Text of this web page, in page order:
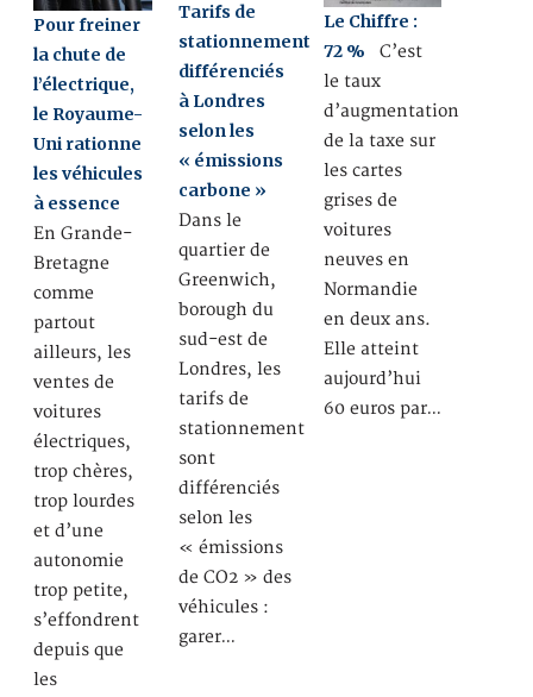
Pour freiner
la chute de
l’électrique,
le Royaume-
Uni rationne
les véhicules
à essence
En Grande-
Bretagne
comme
partout
ailleurs, les
ventes de
voitures
électriques,
trop chères,
trop lourdes
et d’une
autonomie
trop petite,
s’effondrent
depuis que
les
Tarifs de
stationnement
différenciés
à Londres
selon les
« émissions
carbone »
Dans le
quartier de
Greenwich,
borough du
sud-est de
Londres, les
tarifs de
stationnement
sont
différenciés
selon les
« émissions
de CO2 » des
véhicules :
garer…
Le Chiffre :
72 % C’est
le taux
d’augmentation
de la taxe sur
les cartes
grises de
voitures
neuves en
Normandie
en deux ans.
Elle atteint
aujourd’hui
60 euros par…